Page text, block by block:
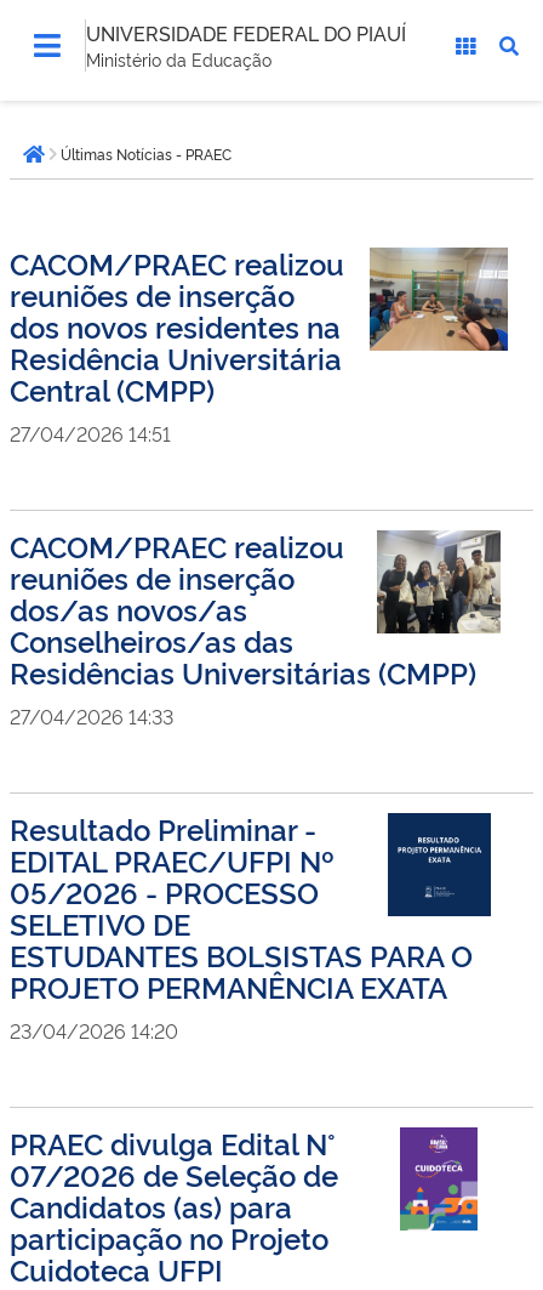
UNIVERSIDADE FEDERAL DO PIAUÍ
Ministério da Educação
está
aqui:Página inicial
Últimas Notícias - PRAEC
CACOM/PRAEC realizou
reuniões de inserção
dos novos residentes na
Residência Universitária
Central (CMPP)
27/04/2026 14:51
CACOM/PRAEC realizou
reuniões de inserção
dos/as novos/as
Conselheiros/as das
Residências Universitárias (CMPP)
27/04/2026 14:33
Resultado Preliminar -
EDITAL PRAEC/UFPI Nº
05/2026 - PROCESSO
SELETIVO DE
ESTUDANTES BOLSISTAS PARA O
PROJETO PERMANÊNCIA EXATA
23/04/2026 14:20
PRAEC divulga Edital N°
07/2026 de Seleção de
Candidatos (as) para
participação no Projeto
Cuidoteca UFPI